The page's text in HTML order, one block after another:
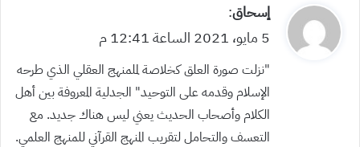
ي
ق
و
ل
إسحاق:
5 مايو، 2021 الساعة 12:41 م
“نزلت صورة العلق كخلاصة لملمنهج العقلي الذي طرحه
الإسلام وقدمه على التوحيد” الجدلية المعروفة بين أهل
الكلام وأصحاب الحديث يعني ليس هناك جديد. مع
التعسف والتحامل لتقريب المنهج القرآني للمنهج العلمي.